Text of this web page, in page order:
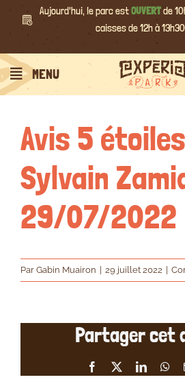
Aujourd'hui, le parc estOUVERTde
caisses de 12h à
MENU
Avis 5
Sylvain
29/07/2022
Par Gabin Muairon 29 juillet 2022
Partager cet
Facebook LinkedIn